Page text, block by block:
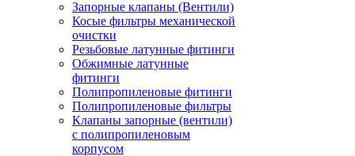
Запорные клапаны (Вентили)
Косые фильтры механической
очистки
Резьбовые латунные фитинги
Обжимные латунные
фитинги
Полипропиленовые фитинги
Полипропиленовые фильтры
Клапаны запорные (вентили)
с полипропиленовым
корпусом